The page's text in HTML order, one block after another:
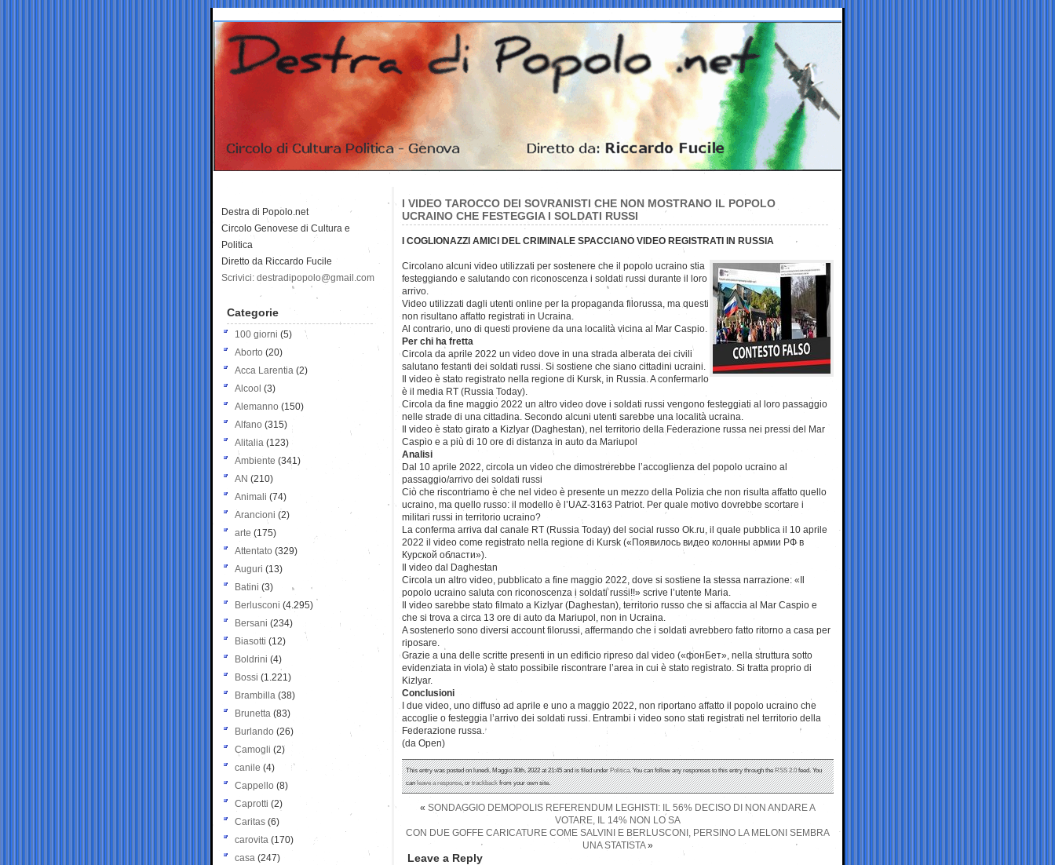
I VIDEO TAROCCO DEI SOVRANISTI CHE NON MOSTRANO IL POPOLO
UCRAINO CHE FESTEGGIA I SOLDATI RUSSI
I COGLIONAZZI AMICI DEL CRIMINALE SPACCIANO VIDEO REGISTRATI IN RUSSIA
Circolano alcuni video utilizzati per sostenere che il popolo ucraino stia
festeggiando e salutando con riconoscenza i soldati russi durante il loro
arrivo.
Video utilizzati dagli utenti online per la propaganda filorussa, ma questi
non risultano affatto registrati in Ucraina.
Al contrario, uno di questi proviene da una località vicina al Mar Caspio.
Per chi ha fretta
Circola da aprile 2022 un video dove in una strada alberata dei civili
salutano festanti dei soldati russi. Si sostiene che siano cittadini ucraini.
Il video è stato registrato nella regione di Kursk, in Russia. A confermarlo
è il media RT (Russia Today).
Circola da fine maggio 2022 un altro video dove i soldati russi vengono festeggiati al loro passaggio
nelle strade di una cittadina. Secondo alcuni utenti sarebbe una località ucraina.
Il video è stato girato a Kizlyar (Daghestan), nel territorio della Federazione russa nei pressi del Mar
Caspio e a più di 10 ore di distanza in auto da Mariupol
Analisi
Dal 10 aprile 2022, circola un video che dimostrerebbe l’accoglienza del popolo ucraino al
passaggio/arrivo dei soldati russi
Ciò che riscontriamo è che nel video è presente un mezzo della Polizia che non risulta affatto quello
ucraino, ma quello russo: il modello è l’UAZ-3163 Patriot. Per quale motivo dovrebbe scortare i
militari russi in territorio ucraino?
La conferma arriva dal canale RT (Russia Today) del social russo Ok.ru, il quale pubblica il 10 aprile
2022 il video come registrato nella regione di Kursk («Появилось видео колонны армии РФ в
Курской области»).
Il video dal Daghestan
Circola un altro video, pubblicato a fine maggio 2022, dove si sostiene la stessa narrazione: «Il
popolo ucraino saluta con riconoscenza i soldati russi!!» scrive l’utente Maria.
Il video sarebbe stato filmato a Kizlyar (Daghestan), territorio russo che si affaccia al Mar Caspio e
che si trova a circa 13 ore di auto da Mariupol, non in Ucraina.
A sostenerlo sono diversi account filorussi, affermando che i soldati avrebbero fatto ritorno a casa per
riposare.
Grazie a una delle scritte presenti in un edificio ripreso dal video («фонБет», nella struttura sotto
evidenziata in viola) è stato possibile riscontrare l’area in cui è stato registrato. Si tratta proprio di
Kizlyar.
Conclusioni
I due video, uno diffuso ad aprile e uno a maggio 2022, non riportano affatto il popolo ucraino che
accoglie o festeggia l’arrivo dei soldati russi. Entrambi i video sono stati registrati nel territorio della
Federazione russa.
(da Open)
This entry was posted on lunedì, Maggio 30th, 2022 at 21:45 and is filed underPolitica. You can follow any responses to this entry through theRSS 2.0feed. You
canleave a response, ortrackbackfrom your own site.
« SONDAGGIO DEMOPOLIS REFERENDUM LEGHISTI: IL 56% DECISO DI NON ANDARE A
VOTARE, IL 14% NON LO SA
CON DUE GOFFE CARICATURE COME SALVINI E BERLUSCONI, PERSINO LA MELONI SEMBRA
UNA STATISTA»
Leave a Reply
Destra di Popolo.net
Circolo Genovese di Cultura e
Politica
Diretto da Riccardo Fucile
Scrivici: destradipopolo@gmail.com
Categorie
100 giorni (5)
Aborto (20)
Acca Larentia (2)
Alcool (3)
Alemanno (150)
Alfano (315)
Alitalia (123)
Ambiente (341)
AN (210)
Animali (74)
Arancioni (2)
arte (175)
Attentato (329)
Auguri (13)
Batini (3)
Berlusconi (4.295)
Bersani (234)
Biasotti (12)
Boldrini (4)
Bossi (1.221)
Brambilla (38)
Brunetta (83)
Burlando (26)
Camogli (2)
canile (4)
Cappello (8)
Caprotti (2)
Caritas (6)
carovita (170)
casa (247)